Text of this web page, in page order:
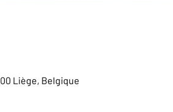
Liège, Belgique